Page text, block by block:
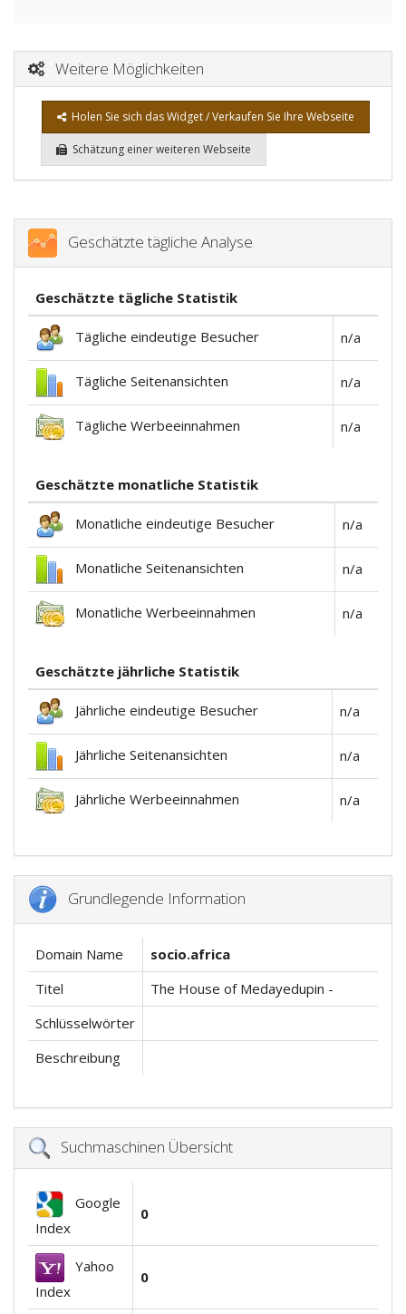
Weitere Möglichkeiten
Holen Sie sich das Widget / Verkaufen Sie Ihre Webseite
Schätzung einer weiteren Webseite
Geschätzte tägliche Analyse
Geschätzte tägliche Statistik
Tägliche eindeutige Besucher n/a
Tägliche Seitenansichten n/a
Tägliche Werbeeinnahmen n/a
Geschätzte monatliche Statistik
Monatliche eindeutige Besucher n/a
Monatliche Seitenansichten n/a
Monatliche Werbeeinnahmen n/a
Geschätzte jährliche Statistik
Jährliche eindeutige Besucher n/a
Jährliche Seitenansichten n/a
Jährliche Werbeeinnahmen n/a
Grundlegende Information
Domain Name
socio.africa
Titel
The House of Medayedupin -
Schlüsselwörter
Beschreibung
Suchmaschinen Übersicht
Google
Index
0
Yahoo
Index
0